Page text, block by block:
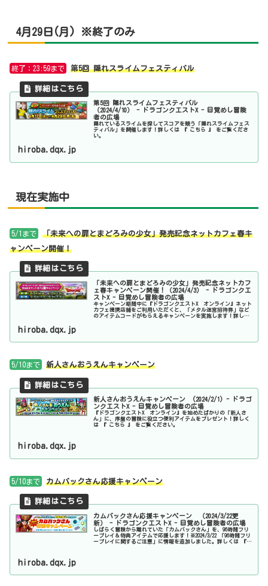
4月29日(月) ※終了のみ
終了：23:59まで 第5回 隠れスライムフェスティバル
第5回 隠れスライムフェスティバル
（2024/4/10） - ドラゴンクエストX - 目覚めし冒険
者の広場
隠れているスライムを探してスコアを競う「隠れスライムフェス
ティバル」を開催します！詳しくは 『 こちら 』 をご覧くださ
い。
hiroba.dqx.jp
現在実施中
5/1まで
「未来への扉とまどろみの少女」発売記念ネットカフェ春キ
ャンペーン開催！
「未来への扉とまどろみの少女」発売記念ネットカフ
ェ春キャンペーン開催！（2024/4/3） - ドラゴンクエ
ストX - 目覚めし冒険者の広場
キャンペーン期間中に『ドラゴンクエストX オンライン』ネット
カフェ提携店舗をご利用いただくと、「メタル迷宮招待券」など
のアイテムコードがもらえるキャンペーンを実施します！詳しく
hiroba.dqx.jp
5/10まで 新人さんおうえんキャンペーン
新人さんおうえんキャンペーン (2024/2/1) - ドラゴ
ンクエストX - 目覚めし冒険者の広場
『ドラゴンクエストX オンライン』を始めたばかりの「新人さ
ん」に、序盤の冒険に役立つ便利アイテムをプレゼント！詳しく
は 『 こちら 』 をご覧ください。
hiroba.dqx.jp
5/10まで カムバックさん応援キャンペーン
カムバックさん応援キャンペーン （2024/3/22更
新） - ドラゴンクエストX - 目覚めし冒険者の広場
しばらく冒険から離れていた「カムバックさん」を、96時間フリ
ープレイ＆特典アイテムで応援します！※2024/3/22 「96時間フリ
ープレイに関するご注意」に情報を追加しました。詳しくは 『
hiroba.dqx.jp